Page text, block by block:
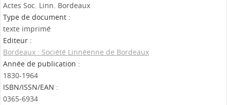
Actes Soc. Linn. Bordeaux
Type de document :
texte imprimé
Editeur :
Bordeaux : Société Linnéenne de Bordeaux
Année de publication :
1830-1964
ISBN/ISSN/EAN :
0365-6934